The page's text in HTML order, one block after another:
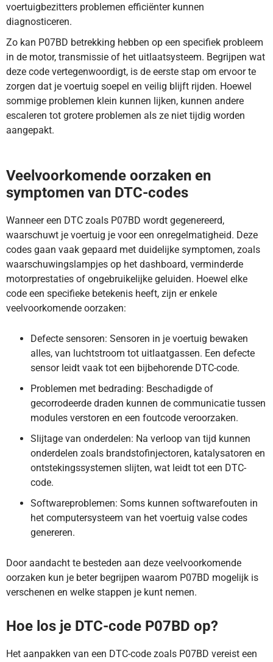
voertuigbezitters problemen efficiënter kunnen
diagnosticeren.
Zo kan P07BD betrekking hebben op een specifiek probleem
in de motor, transmissie of het uitlaatsysteem. Begrijpen wat
deze code vertegenwoordigt, is de eerste stap om ervoor te
zorgen dat je voertuig soepel en veilig blijft rijden. Hoewel
sommige problemen klein kunnen lijken, kunnen andere
escaleren tot grotere problemen als ze niet tijdig worden
aangepakt.
Veelvoorkomende oorzaken en
symptomen van DTC-codes
Wanneer een DTC zoals P07BD wordt gegenereerd,
waarschuwt je voertuig je voor een onregelmatigheid. Deze
codes gaan vaak gepaard met duidelijke symptomen, zoals
waarschuwingslampjes op het dashboard, verminderde
motorprestaties of ongebruikelijke geluiden. Hoewel elke
code een specifieke betekenis heeft, zijn er enkele
veelvoorkomende oorzaken:
Defecte sensoren: Sensoren in je voertuig bewaken
alles, van luchtstroom tot uitlaatgassen. Een defecte
sensor leidt vaak tot een bijbehorende DTC-code.
Problemen met bedrading: Beschadigde of
gecorrodeerde draden kunnen de communicatie tussen
modules verstoren en een foutcode veroorzaken.
Slijtage van onderdelen: Na verloop van tijd kunnen
onderdelen zoals brandstofinjectoren, katalysatoren en
ontstekingssystemen slijten, wat leidt tot een DTC-
code.
Softwareproblemen: Soms kunnen softwarefouten in
het computersysteem van het voertuig valse codes
genereren.
Door aandacht te besteden aan deze veelvoorkomende
oorzaken kun je beter begrijpen waarom P07BD mogelijk is
verschenen en welke stappen je kunt nemen.
Hoe los je DTC-code P07BD op?
Het aanpakken van een DTC-code zoals P07BD vereist een